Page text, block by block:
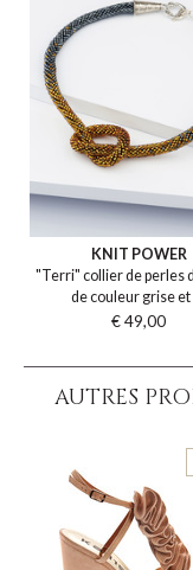
KNIT POWER
"Terri" collier de perles
de couleur grise et
€ 49,00
AUTRES